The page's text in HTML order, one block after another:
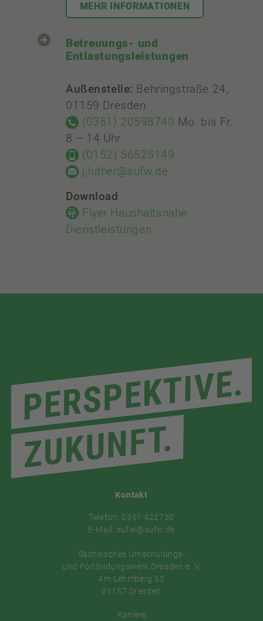
MEHR INFORMATIONEN
Betreuungs- und
Entlastungsleistungen
Außenstelle: Behringstraße 24,
01159 Dresden
(0351) 20598740 Mo. bis Fr.
8 – 14 Uhr
(0152) 56525149
j.luther@sufw.de
Download
Flyer Haushaltsnahe
Dienstleistungen
Kontakt
Telefon: 0351 422720
E-Mail: sufw@sufw.de
Sächsisches Umschulungs-
und Fortbildungswerk Dresden e. V.
Am Lehmberg 52
01157 Dresden
Karriere